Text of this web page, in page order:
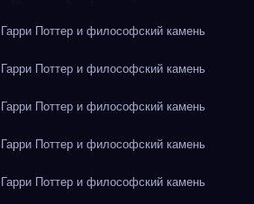
Поттер и философский камень
Поттер и философский камень
Поттер и философский камень
Поттер и философский камень
Поттер и философский камень